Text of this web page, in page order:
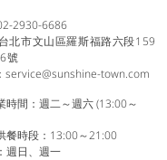
2930-6686
北市文山區羅斯福路六段159
號
service@sunshine-town.com
時間：週二～週六 (13:00～
餐時段：13:00～21:00
週日、週一